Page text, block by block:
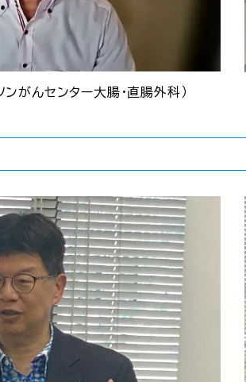
がんセンター大腸・直腸外科）